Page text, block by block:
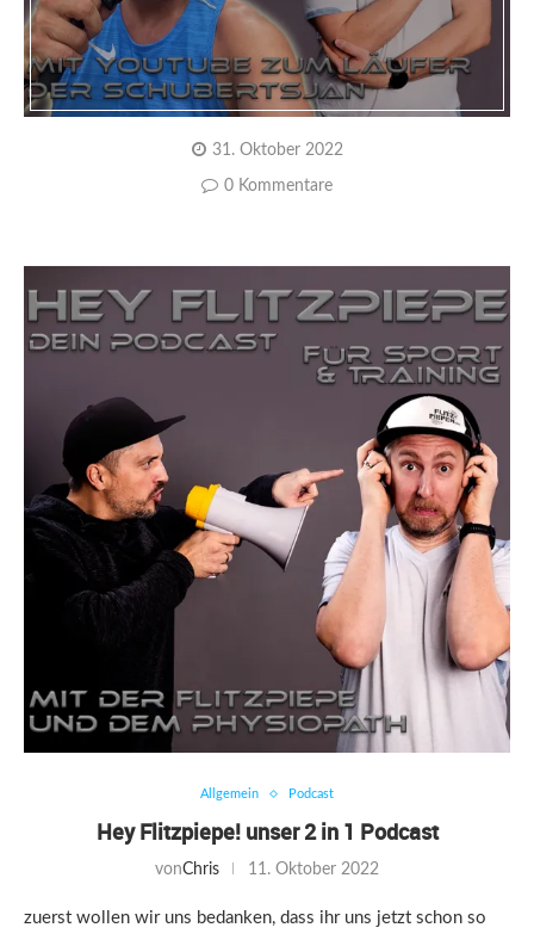
31. Oktober 2022
0 Kommentare
Allgemein Podcast
Hey Flitzpiepe! unser 2 in 1 Podcast
vonChris 11. Oktober 2022
zuerst wollen wir uns bedanken, dass ihr uns jetzt schon so